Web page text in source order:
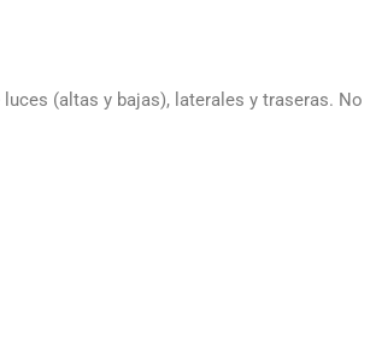
(altas y bajas), laterales y traseras. No